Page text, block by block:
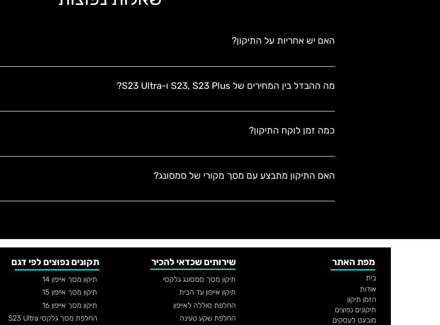
האם יש אחריות על התיקון?
בהחלט. אתה מקבל אחריות כתובה ל־3 חודשים
על התיקון, כולל החלקים והעבודה.
מה ההבדל בין המחירים של S23, S23 Plus ו-S23 Ultra?
לכל אחד מהדגמים יש מסך שונה, בגודל, באיכות ובמחיר.
במוביגט נוכל לעזור לך לזהות את הדגם שלך ולתת הצעת מחיר מדויקת.
כמה זמן לוקח התיקון?
ברוב המקרים, התיקון מתבצע תוך 30 עד 60 דקות
.
האם התיקון מתבצע עם מסך מקורי של סמסונג?
כן. במוביגט אנו מבצעים אך ורק החלפת מסך עם חלקים מקוריים, מה שמבטיח התאמה מלאה למכשיר, תצוגה
תקונים נפוצים לפי דגם
תיקון מסך אייפון 14
תיקון מסך אייפון 15
תיקון מסך אייפון 16
החלפת מסך גלקסי S23 Ultra
שירותים שכדאי להכיר
תיקון מסך סמסונג גלקסי
תיקון אייפון עד הבית
החלפת סוללה לאייפון
החלפת שקע טעינה
מפת האתר
בית
אודות
הזמן תיקון
תיקונים נפוצים
מוביגט לעסקים